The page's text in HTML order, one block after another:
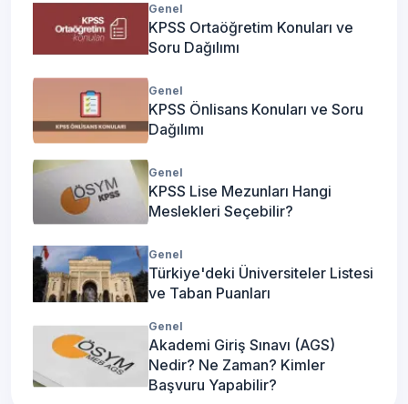
Genel
KPSS Ortaöğretim Konuları ve
Soru Dağılımı
Genel
KPSS Önlisans Konuları ve Soru
Dağılımı
Genel
KPSS Lise Mezunları Hangi
Meslekleri Seçebilir?
Genel
Türkiye'deki Üniversiteler Listesi
ve Taban Puanları
Genel
Akademi Giriş Sınavı (AGS)
Nedir? Ne Zaman? Kimler
Başvuru Yapabilir?